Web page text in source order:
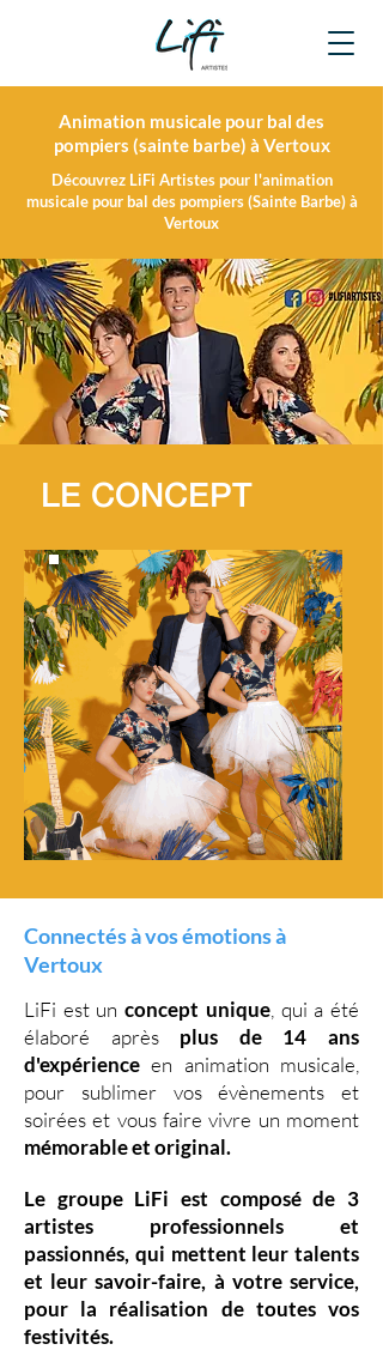
Animation musicale pour bal des
pompiers (sainte barbe) à Vertoux
Découvrez LiFi Artistes pour l'animation
musicale pour bal des pompiers (Sainte Barbe) à
Vertoux
LE CONCEPT
Connectés à vos émotions à
Vertoux
LiFi est unconcept unique, qui a été
élaboré après plus de 14 ans
d'expérience en animation musicale,
pour sublimer vos évènements et
soirées et vous faire vivre un moment
mémorable et original.
Le groupe LiFi est composé de 3
artistes professionnels et
passionnés, qui mettent leur talents
et leursavoir-faire, à votre service,
pour la réalisation de toutes vos
festivités.